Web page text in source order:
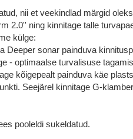
nii et veekindlad märgid
2.0'' ning kinnitage talle
külge:
Deeper sonar painduva
- optimaalse turvalisuse
kõigepealt painduva käe
Seejärel kinnitage G-
pooleldi sukeldatud.